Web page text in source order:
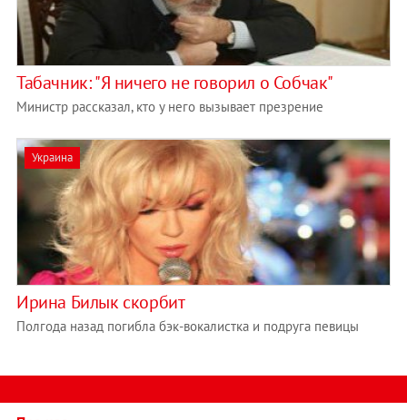
Табачник: "Я ничего не говорил о Собчак"
Министр рассказал, кто у него вызывает презрение
Украина
Ирина Билык скорбит
Полгода назад погибла бэк-вокалистка и подруга певицы